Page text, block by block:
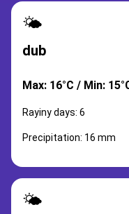
🌤️
dub
Max: 16°C / Min:
Rayiny days: 6
Precipitation: 16 mm
🌤️